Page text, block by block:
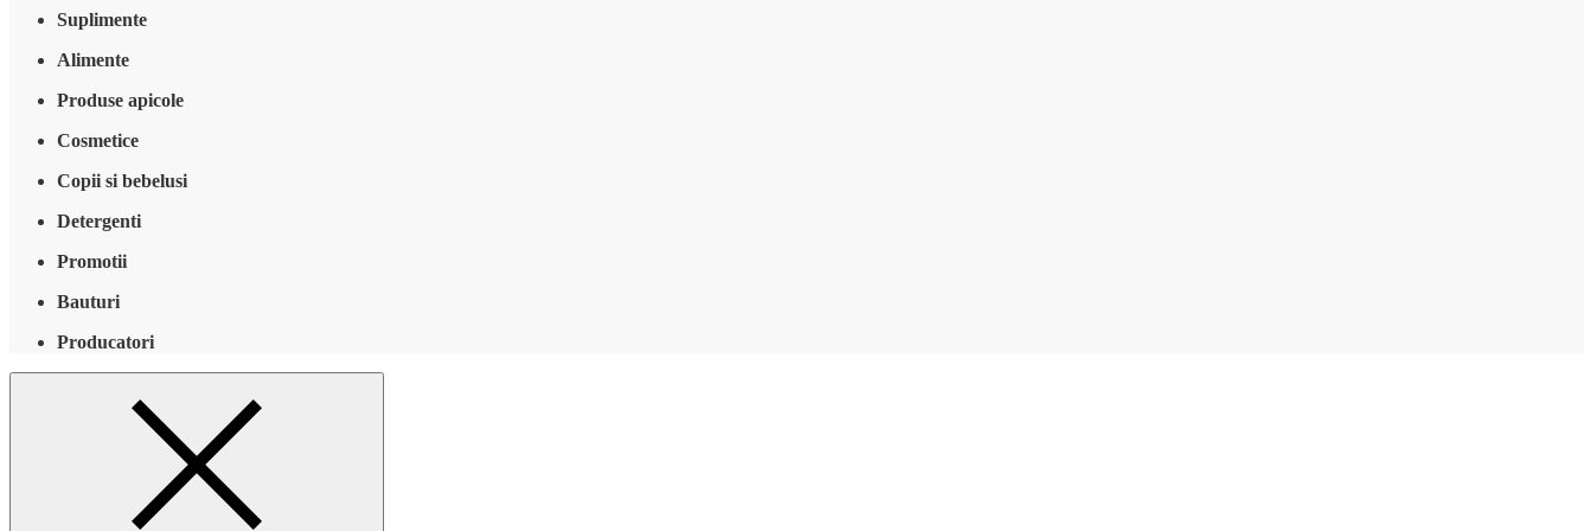
Suplimente
Alimente
Produse apicole
Cosmetice
Copii si bebelusi
Detergenti
Promotii
Bauturi
Producatori